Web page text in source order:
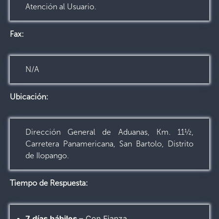
Atención al Usuario.
Fax:
N/A
Ubicación:
Dirección General de Aduanas, Km. 11½,
Carretera Panamericana, San Bartolo, Distrito
de Ilopango.
Tiempo de Respuesta: